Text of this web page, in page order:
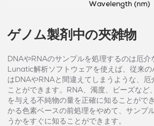
ゲノム製剤中の夾雑物
DNAやRNAのサンプルを処理するのは厄介
Lunatic解析ソフトウェアを使えば、従来
はDNAやRNAと間違えてしまうような、厄
ことができます。RNA、濁度、ビーズなど、
を与える不純物の量を正確に知ることがで
かる色素ベースの前処理をやめて、サンプ
うかをすぐに知ることができます。